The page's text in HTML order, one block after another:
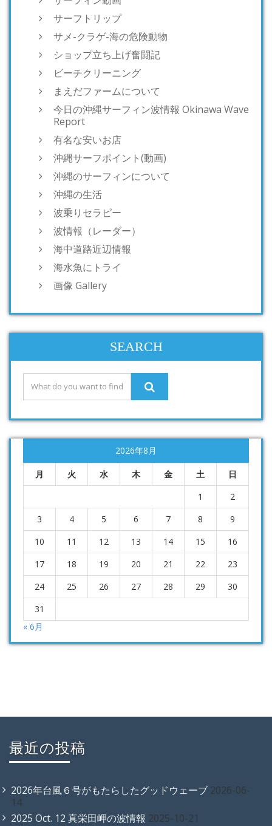
サーフトリップ
サメ-クラゲ-海の危険動物
ショップ立ち上げ奮闘記
ビーチクリーニング
まえだファームについて
今日の沖縄サーフィン波情報 Okinawa Wave
Report
有名な安いお店
沖縄サーフポイント(動画)
沖縄のサーフィンについて
沖縄の生活
波乗りセラピー
波情報（レーダー）
海中道路近辺情報
海水魚にトライ
画像 Gallery
SEARCH
2026年8月
月 火 水 木 金 土
日
1
2
3
4 5 6 7 8
9
10
11 12 13 14 15
16
17
18 19 20 21 22
23
24
25 26 27 28 29
30
31
« 6月
最近の投稿
2026年台風６号がもたらしたグッドウェーブ 2026-06-
14
2025 Oct. 12 真栄田岬の波情報 2025-10-21